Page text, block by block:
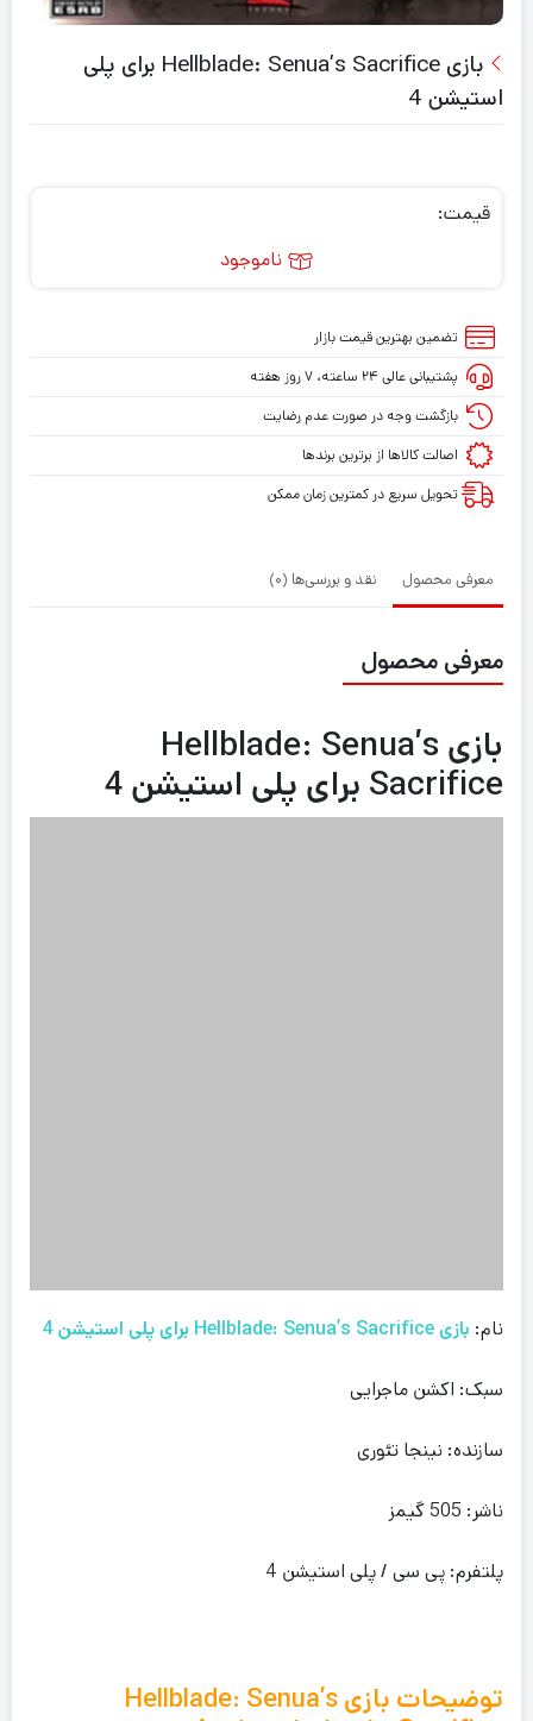
بازی Hellblade: Senua’s Sacrifice برای پلی
استیشن 4
قیمت:
ناموجود
تضمین بهترین قیمت بازار
پشتیبانی عالی ۲۴ ساعته، ۷ روز هفته
بازگشت وجه در صورت عدم رضایت
اصالت کالاها از برترین برندها
تحویل سریع در کمترین زمان ممکن
معرفی محصول نقد و بررسی‌ها (0)
معرفی محصول
بازی Hellblade: Senua’s
Sacrifice برای پلی استیشن 4
نام: بازی Hellblade: Senua’s Sacrifice برای پلی استیشن 4
سبک: اکشن ماجرایی
سازنده: نینجا تئوری
ناشر: 505 گیمز
پلتفرم: پی سی / پلی استیشن 4
توضیحات بازی Hellblade: Senua’s